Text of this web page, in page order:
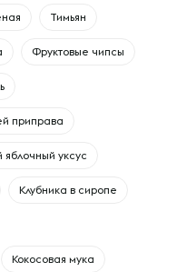
Тимьян
Фруктовые чипсы
приправа
уксус
Клубника в сиропе
Кокосовая мука